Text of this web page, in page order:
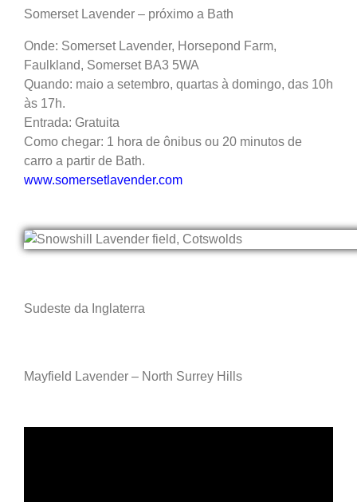
Somerset Lavender – próximo a Bath
Onde: Somerset Lavender, Horsepond Farm,
Faulkland, Somerset BA3 5WA
Quando: maio a setembro, quartas à domingo, das 10h
às 17h.
Entrada: Gratuita
Como chegar: 1 hora de ônibus ou 20 minutos de
carro a partir de Bath.
www.somersetlavender.com
Sudeste da Inglaterra
Mayfield Lavender – North Surrey Hills